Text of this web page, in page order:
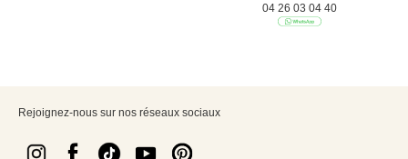
04 26 03 04 40
Rejoignez-nous sur nos réseaux sociaux